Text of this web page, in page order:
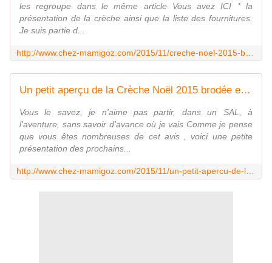
les regroupe dans le même article Vous avez ICI * la
présentation de la crèche ainsi que la liste des fournitures.
Je suis partie d...
Un petit aperçu de la Crèche Noël 2015 brodée en 3 D, - Chez Mamigoz
Vous le savez, je n'aime pas partir, dans un SAL, à
l'aventure, sans savoir d'avance où je vais Comme je pense
que vous êtes nombreuses de cet avis , voici une petite
présentation des prochains...